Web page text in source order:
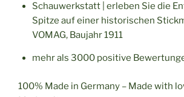
Schauwerkstatt | erleben Sie die
Spitze auf einer historischen
VOMAG, Baujahr 1911
mehr als 3000 positive
100% Made in Germany – Made with